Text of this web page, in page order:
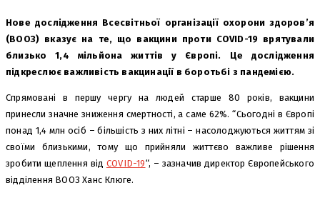
Нове дослідження Всесвітньої організації охорони здоров’я
(ВООЗ) вказує на те, що вакцини проти COVID-19 врятували
близько 1,4 мільйона життів у Європі. Це дослідження
підкреслює важливість вакцинації в боротьбі з пандемією.
Спрямовані в першу чергу на людей старше 80 років, вакцини
принесли значне зниження смертності, а саме 62%. “Сьогодні в Європі
понад 1,4 млн осіб – більшість з них літні – насолоджуються життям зі
своїми близькими, тому що прийняли життєво важливе рішення
зробити щеплення від COVID-19“, – зазначив директор Європейського
відділення ВООЗ Ханс Клюге.